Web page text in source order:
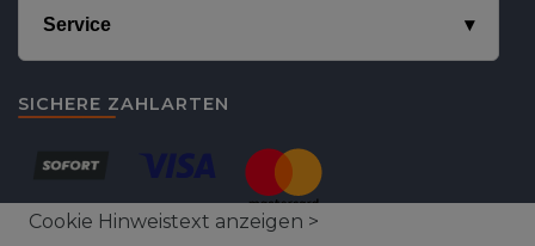
Service
SICHERE ZAHLARTEN
Cookie Hinweistext anzeigen >